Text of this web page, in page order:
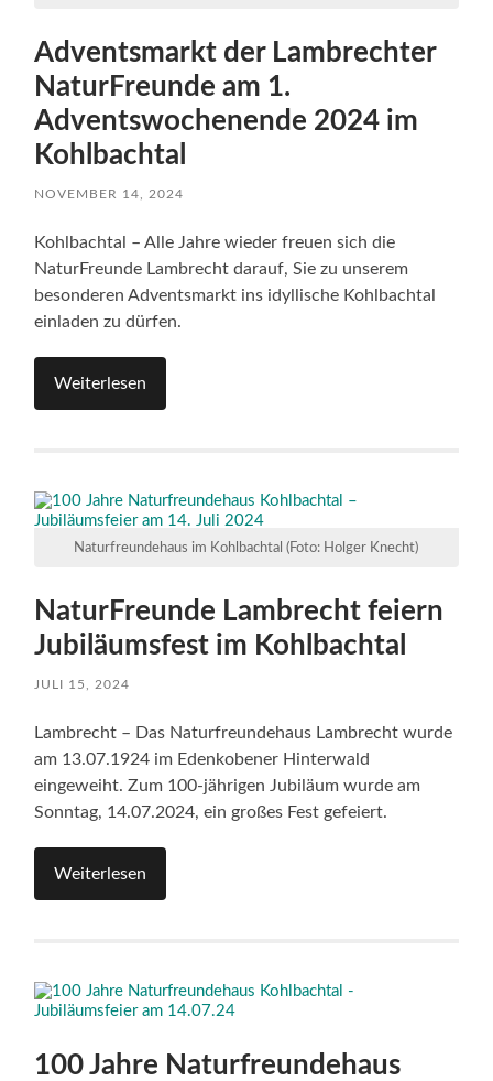
Adventsmarkt der Lambrechter
NaturFreunde am 1.
Adventswochenende 2024 im
Kohlbachtal
NOVEMBER 14, 2024
Kohlbachtal – Alle Jahre wieder freuen sich die
NaturFreunde Lambrecht darauf, Sie zu unserem
besonderen Adventsmarkt ins idyllische Kohlbachtal
einladen zu dürfen.
Weiterlesen
Naturfreundehaus im Kohlbachtal (Foto: Holger Knecht)
NaturFreunde Lambrecht feiern
Jubiläumsfest im Kohlbachtal
JULI 15, 2024
Lambrecht – Das Naturfreundehaus Lambrecht wurde
am 13.07.1924 im Edenkobener Hinterwald
eingeweiht. Zum 100-jährigen Jubiläum wurde am
Sonntag, 14.07.2024, ein großes Fest gefeiert.
Weiterlesen
100 Jahre Naturfreundehaus